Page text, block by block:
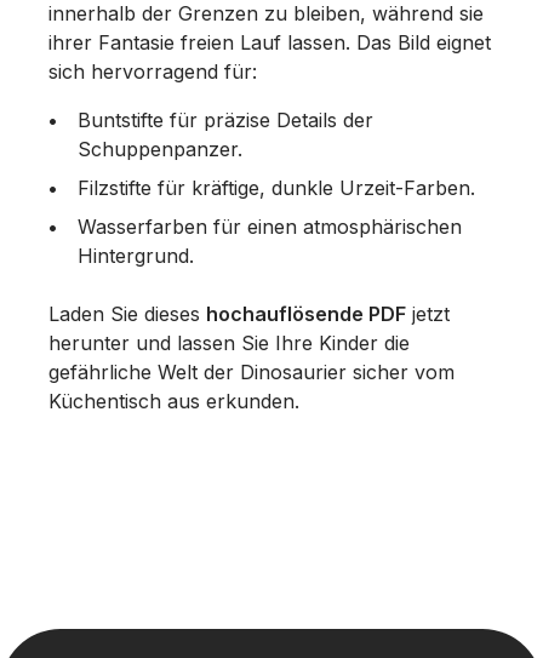
innerhalb der Grenzen zu bleiben, während sie
ihrer Fantasie freien Lauf lassen. Das Bild eignet
sich hervorragend für:
Buntstifte für präzise Details der
Schuppenpanzer.
Filzstifte für kräftige, dunkle Urzeit-Farben.
Wasserfarben für einen atmosphärischen
Hintergrund.
Laden Sie dieses hochauflösende PDF jetzt
herunter und lassen Sie Ihre Kinder die
gefährliche Welt der Dinosaurier sicher vom
Küchentisch aus erkunden.